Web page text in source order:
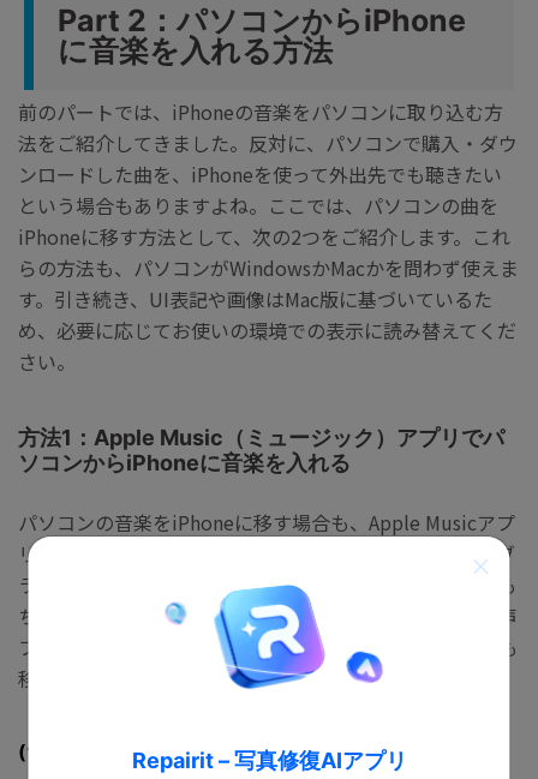
Repairit – 写真修復AIアプリ
Part 2：パソコンからiPhone
に音楽を入れる方法
前のパートでは、iPhoneの音楽をパソコンに取り込む方
法をご紹介してきました。反対に、パソコンで購入・ダウ
ンロードした曲を、iPhoneを使って外出先でも聴きたい
という場合もありますよね。ここでは、パソコンの曲を
iPhoneに移す方法として、次の2つをご紹介します。これ
らの方法も、パソコンがWindowsかMacかを問わず使えま
す。引き続き、UI表記や画像はMac版に基づいているた
め、必要に応じてお使いの環境での表示に読み替えてくだ
さい。
方法1：Apple Music（ミュージック）アプリでパ
ソコンからiPhoneに音楽を入れる
パソコンの音楽をiPhoneに移す場合も、Apple Musicアプ
リが活躍します。サブスクリプションサービスからライブ
ラリに追加したり、iTunes Storeで購入したりした曲はも
ちろん、外部のウェブサイト等からダウンロードした音声
ファイルや、パソコン上で作成・編集した音声ファイルも
移行可能です。
(1) パソコンの音楽ファイルをApple Musicに追加する